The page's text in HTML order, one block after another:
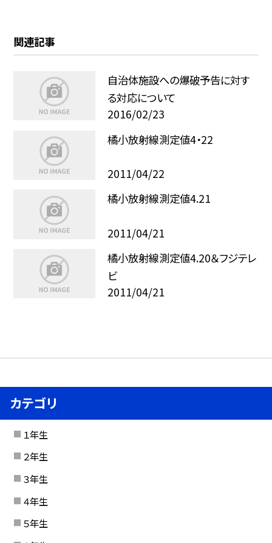
関連記事
自治体施設への爆破予告に対す
る対応について
2016/02/23
橘小放射線測定値4・22
2011/04/22
橘小放射線測定値4.21
2011/04/21
橘小放射線測定値4.20＆フジテレ
ビ
2011/04/21
カテゴリ
１年生
２年生
３年生
４年生
５年生